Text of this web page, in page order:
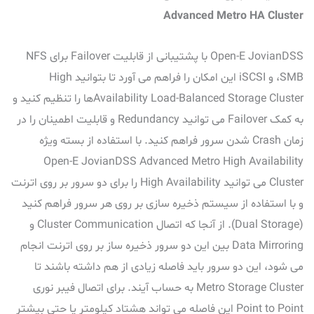
Advanced Metro HA Cluster
Open-E JovianDSS با پشتیبانی از قابلیت Failover برای NFS
،SMB و iSCSI این امکان را فراهم می آورد تا بتوانید High
Availability Load-Balanced Storage Clusterها را تنظیم کنید و
به کمک Failover می توانید Redundancy و قابلیت اطمینان را در
زمان Crash شدن سرور فراهم کنید. با استفاده از بسته ویژه
Open-E JovianDSS Advanced Metro High Availability
Cluster می توانید High Availability را برای دو سرور بر روی اترنت
و با استفاده از سیستم ذخیره سازی بر روی هر سرور فراهم کنید
(Dual Storage). از آنجا که اتصال Cluster Communication و
Data Mirroring بین این دو سرور ذخیره ساز بر روی اترنت انجام
می شود، این دو سرور باید فاصله زیادی از هم داشته باشند تا
Metro Storage Cluster به حساب آیند. برای اتصال فیبر نوری
Point to Point این فاصله می تواند هشتاد کیلومتر یا حتی بیشتر